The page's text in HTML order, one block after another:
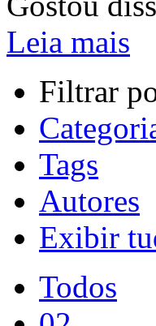
Leia mais
Filtrar
Tags
Autores
Exibir
Todos